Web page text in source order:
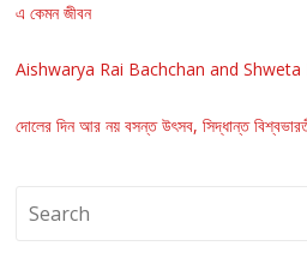
এ কেমন জীবন
Aishwarya Rai Bachchan and Shweta
দোলের দিন আর নয় বসন্ত উৎসব, সিদ্ধান্ত